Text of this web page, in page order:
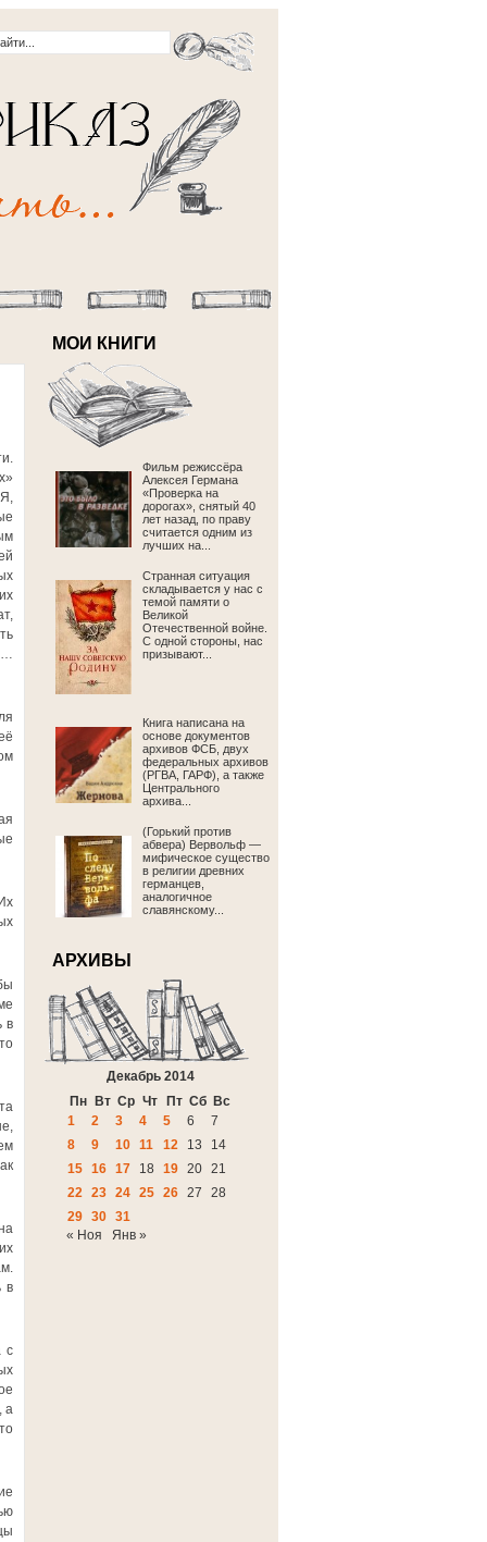
в
в
с
а
МОИ КНИГИ
Фильм режиссёра
Алексея Германа
«Проверка на
дорогах», снятый 40
лет назад, по праву
считается одним из
лучших на...
Странная ситуация
складывается у нас с
темой памяти о
Великой
Отечественной войне.
С одной стороны, нас
призывают...
Книга написана на
основе документов
архивов ФСБ, двух
федеральных архивов
(РГВА, ГАРФ), а также
Центрального
архива...
(Горький против
абвера) Вервольф —
мифическое существо
в религии древних
германцев,
аналогичное
славянскому...
АРХИВЫ
Декабрь 2014
Пн
Вт Ср Чт Пт Сб Вс
1
2 3 4 5 6
7
8
9 10 11 12 13
14
15 16 17 18 19 20 21
22 23 24 25 26 27
28
29 30 31
« Ноя
Янв »